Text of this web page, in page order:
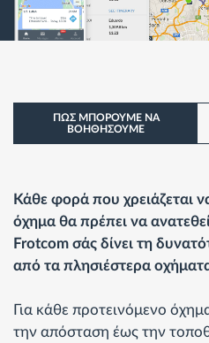
ΠΩΣ ΜΠΟΡΟΥΜΕ ΝΑ
ΒΟΗΘΗΣΟΥΜΕ
Κάθε φορά που χρειάζεται
όχημα θα πρέπει να
Frotcom σάς δίνει τη
από τα πλησιέστερα
Για κάθε προτεινόμενο
την απόσταση έως την